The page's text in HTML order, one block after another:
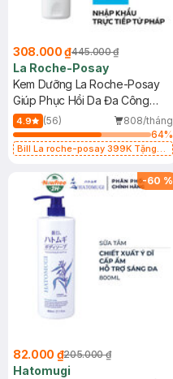
308.000 ₫445.000 ₫
La Roche-Posay
Kem Dưỡng La Roche-Posay
Giúp Phục Hồi Da Đa Công
Dụng 40ml
4.9 (56)
808/tháng
64%
Bill La roche-posay 399K Tặng
(SL có hạn)
-60 %
82.000 ₫205.000 ₫
Hatomugi